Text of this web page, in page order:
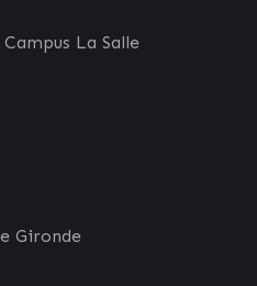
La Salle
Gironde